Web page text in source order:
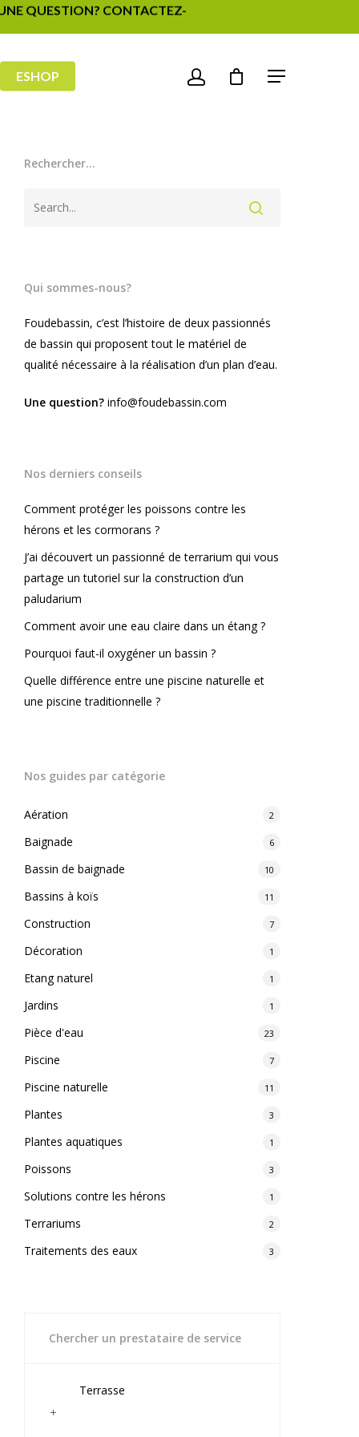
QUESTION? CONTACTEZ-
ESHOP
Rechercher…
Qui sommes-nous?
Foudebassin, c’est l’histoire de deux passionnés
de bassin qui proposent tout le matériel de
qualité nécessaire à la réalisation d’un plan d’eau.
Une question?info@foudebassin.com
Nos derniers conseils
Comment protéger les poissons contre les
hérons et les cormorans ?
J’ai découvert un passionné de terrarium qui vous
partage un tutoriel sur la construction d’un
paludarium
Comment avoir une eau claire dans un étang ?
Pourquoi faut-il oxygéner un bassin ?
Quelle différence entre une piscine naturelle et
une piscine traditionnelle ?
Nos guides par catégorie
Aération 2
Baignade 6
Bassin de baignade 10
Bassins à koïs 11
Construction 7
Décoration 1
Etang naturel 1
Jardins 1
Pièce d'eau 23
Piscine 7
Piscine naturelle 11
Plantes 3
Plantes aquatiques 1
Poissons 3
Solutions contre les hérons 1
Terrariums 2
Traitements des eaux 3
Chercher un prestataire de service
Terrasse